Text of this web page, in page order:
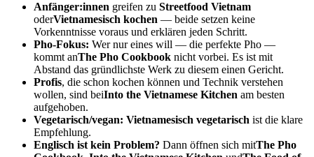
Anfänger:innen greifen zu Streetfood Vietnam
oderVietnamesisch kochen — beide setzen keine
Vorkenntnisse voraus und erklären jeden Schritt.
Pho-Fokus: Wer nur eines will — die perfekte Pho —
kommt anThe Pho Cookbook nicht vorbei. Es ist mit
Abstand das gründlichste Werk zu diesem einen Gericht.
Profis, die schon kochen können und Technik verstehen
wollen, sind beiInto the Vietnamese Kitchen am besten
aufgehoben.
Vegetarisch/vegan: Vietnamesisch vegetarisch ist die klare
Empfehlung.
Englisch ist kein Problem? Dann öffnen sich mitThe Pho